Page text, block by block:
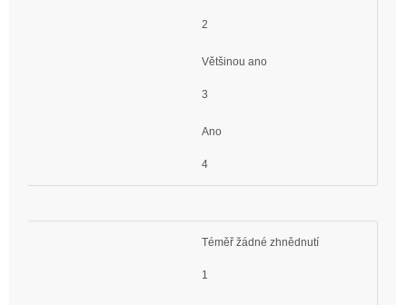
2
Většinou ano
3
Ano
4
Téměř žádné zhnědnutí
1